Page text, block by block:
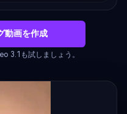
動画を作成
3.1も試しましょう。